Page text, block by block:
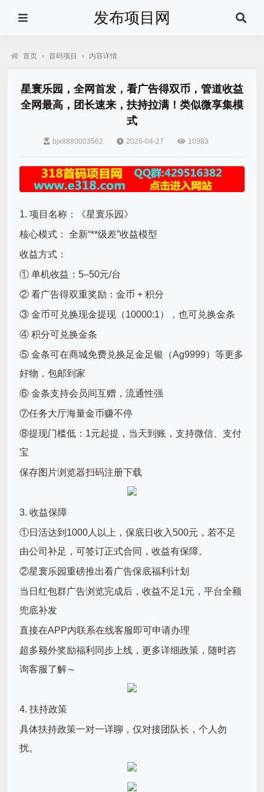
发布项目网
首页 › 首码项目 › 内容详情
星寰乐园，全网首发，看广告得双币，管道收益
全网最高，团长速来，扶持拉满！类似微享集模
式
bjx8880003562 2026-04-27 10983
1. 项目名称：《星寰乐园》
核心模式： 全新“**级差”收益模型
收益方式：
① 单机收益：5–50元/台
② 看广告得双重奖励：金币 + 积分
③ 金币可兑换现金提现（10000:1），也可兑换金条
④ 积分可兑换金条
⑤ 金条可在商城免费兑换足金足银（Ag9999）等更多
好物，包邮到家
⑥ 金条支持会员间互赠，流通性强
⑦任务大厅海量金币赚不停
⑧提现门槛低：1元起提，当天到账，支持微信、支付
宝
保存图片浏览器扫码注册下载
3. 收益保障
①日活达到1000人以上，保底日收入500元，若不足
由公司补足，可签订正式合同，收益有保障。
②星寰乐园重磅推出看广告保底福利计划
当日红包群广告浏览完成后，收益不足1元，平台全额
兜底补发
直接在APP内联系在线客服即可申请办理
超多额外奖励福利同步上线，更多详细政策，随时咨
询客服了解～
4. 扶持政策
具体扶持政策一对一详聊，仅对接团队长，个人勿
扰。